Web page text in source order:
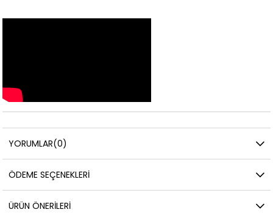
YORUMLAR(0)
ÖDEME SEÇENEKLERI
ÜRÜN ÖNERILERI